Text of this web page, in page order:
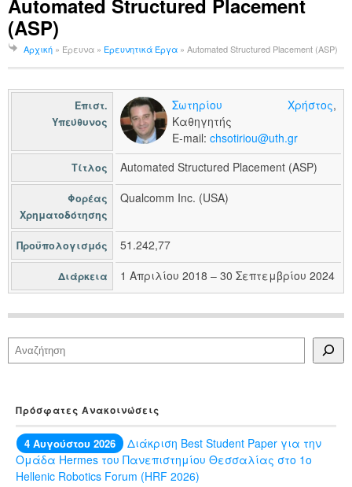
(ASP)
Αρχική » Έρευνα » Ερευνητικά Έργα » Automated Structured Placement (ASP)
Επιστ.
Υπεύθυνος
Σωτηρίου Χρήστος,
Καθηγητής
E-mail: chsotiriou@uth.gr
Τίτλος Automated Structured Placement (ASP)
Φορέας
Χρηματοδότησης
Qualcomm Inc. (USA)
Προϋπολογισμός 51.242,77
Διάρκεια 1 Απριλίου 2018 – 30 Σεπτεμβρίου 2024
Αναζήτηση
Πρόσφατες Ανακοινώσεις
4 Αυγούστου 2026
Διάκριση Best Student Paper για την
Ομάδα Hermes του Πανεπιστημίου Θεσσαλίας στο 1ο
Hellenic Robotics Forum (HRF 2026)